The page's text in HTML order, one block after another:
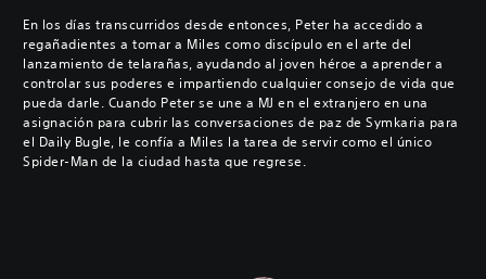
En los días transcurridos desde entonces, Peter ha accedido a
regañadientes a tomar a Miles como discípulo en el arte del
lanzamiento de telarañas, ayudando al joven héroe a aprender a
controlar sus poderes e impartiendo cualquier consejo de vida que
pueda darle. Cuando Peter se une a MJ en el extranjero en una
asignación para cubrir las conversaciones de paz de Symkaria para
el Daily Bugle, le confía a Miles la tarea de servir como el único
Spider-Man de la ciudad hasta que regrese.